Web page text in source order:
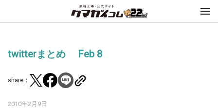
twitterまとめ Feb 8
share：
2010年2月9日